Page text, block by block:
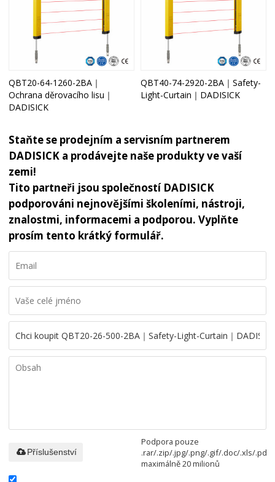
QBT20-64-1260-2BA｜
Ochrana děrovacího lisu｜
DADISICK
QBT40-74-2920-2BA｜Safety-
Light-Curtain｜DADISICK
Staňte se prodejním a servisním partnerem
DADISICK a prodávejte naše produkty ve vaší
zemi!
Tito partneři jsou společností DADISICK
podporováni nejnovějšími školeními, nástroji,
znalostmi, informacemi a podporou. Vyplňte
prosím tento krátký formulář.
Podpora pouze
.rar/.zip/.jpg/.png/.gif/.doc/.xls/.pdf,
maximálně 20 milionů
Příslušenství